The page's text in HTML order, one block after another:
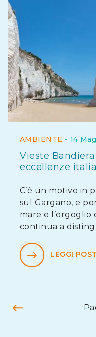
AMBIENTE - 14
Vieste
eccellenze
C’è un motivo in
sul Gargano, e
mare e
continua a
LEGGI POST
Precedente